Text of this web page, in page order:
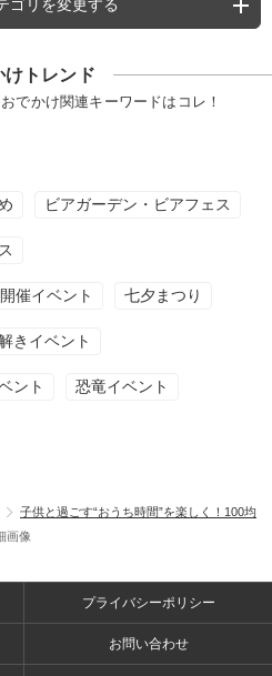
ゴリを変更する
けトレンド
でかけ関連キーワードはコレ！
ビアガーデン・ビアフェス
催イベント 七夕まつり
きイベント
ント 恐竜イベント
子供と過ごす“おうち時間”を楽しく！100均
画像
プライバシーポリシー
お問い合わせ